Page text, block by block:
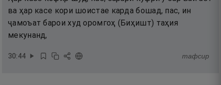
ва ҳар касе кори шоистае карда бошад, пас, ин
ҷамоъат барои худ оромгоҳ (Биҳишт) таҳия
мекунанд,
30:44 тафсир